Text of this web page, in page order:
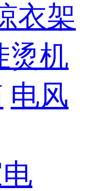
衣架
烫机
电风